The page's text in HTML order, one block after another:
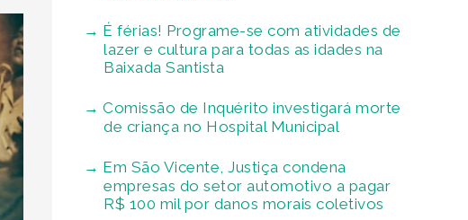
É férias! Programe-se com atividades de
lazer e cultura para todas as idades na
Baixada Santista
Comissão de Inquérito investigará morte
de criança no Hospital Municipal
Em São Vicente, Justiça condena
empresas do setor automotivo a pagar
R$ 100 mil por danos morais coletivos